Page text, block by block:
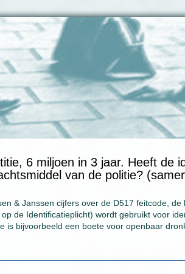
6 miljoen in 3 jaar. Heeft de
van de politie?
& Janssen cijfers over de D517 feitcode,
de Identificatieplicht) wordt gebruikt voor
is bijvoorbeeld een boete voor openbaar